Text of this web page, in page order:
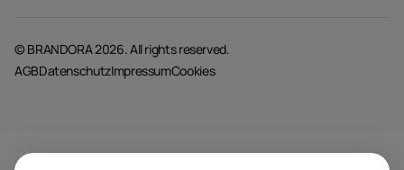
© BRANDORA 2026. All rights reserved.
AGBDatenschutzImpressumCookies